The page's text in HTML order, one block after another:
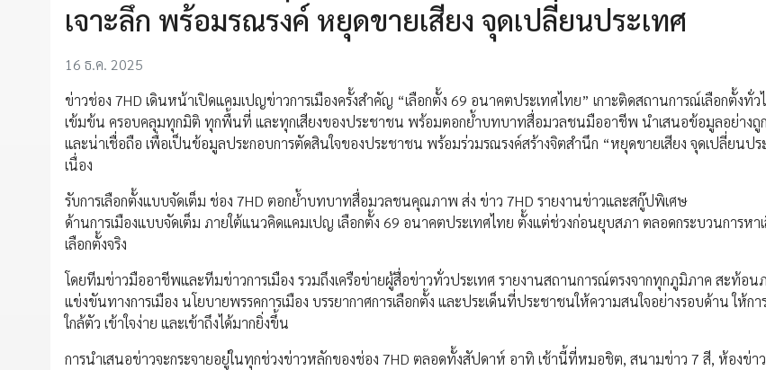
เจาะลึก พร้อมรณรงค์ หยุดขายเสียง จุดเปลี่ยนประเทศ
16 ธ.ค. 2025
ข่าวช่อง 7HD เดินหน้าเปิดแคมเปญข่าวการเมืองครั้งสำคัญ “เลือกตั้ง 69 อนาคตประเทศไทย” เกาะติดสถานการณ์เลือกตั้งทั่
เข้มข้น ครอบคลุมทุกมิติ ทุกพื้นที่ และทุกเสียงของประชาชน พร้อมตอกย้ำบทบาทสื่อมวลชนมืออาชีพ นำเสนอข้อมูลอย่างถูก
และน่าเชื่อถือ เพื่อเป็นข้อมูลประกอบการตัดสินใจของประชาชน พร้อมร่วมรณรงค์สร้างจิตสำนึก “หยุดขายเสียง จุดเปลี่ยนปร
เนื่อง
รับการเลือกตั้งแบบจัดเต็ม ช่อง 7HD ตอกย้ำบทบาทสื่อมวลชนคุณภาพ ส่ง ข่าว 7HD รายงานข่าวและสกู๊ปพิเศษ
ด้านการเมืองแบบจัดเต็ม ภายใต้แนวคิดแคมเปญ เลือกตั้ง 69 อนาคตประเทศไทย ตั้งแต่ช่วงก่อนยุบสภา ตลอดกระบวนการหา
เลือกตั้งจริง
โดยทีมข่าวมืออาชีพและทีมข่าวการเมือง รวมถึงเครือข่ายผู้สื่อข่าวทั่วประเทศ รายงานสถานการณ์ตรงจากทุกภูมิภาค สะท้อน
แข่งขันทางการเมือง นโยบายพรรคการเมือง บรรยากาศการเลือกตั้ง และประเด็นที่ประชาชนให้ความสนใจอย่างรอบด้าน ให้การ
ใกล้ตัว เข้าใจง่าย และเข้าถึงได้มากยิ่งขึ้น
การนำเสนอข่าวจะกระจายอยู่ในทุกช่วงข่าวหลักของช่อง 7HD ตลอดทั้งสัปดาห์ อาทิ เช้านี้ที่หมอชิต, สนามข่าว 7 สี, ห้องข่า